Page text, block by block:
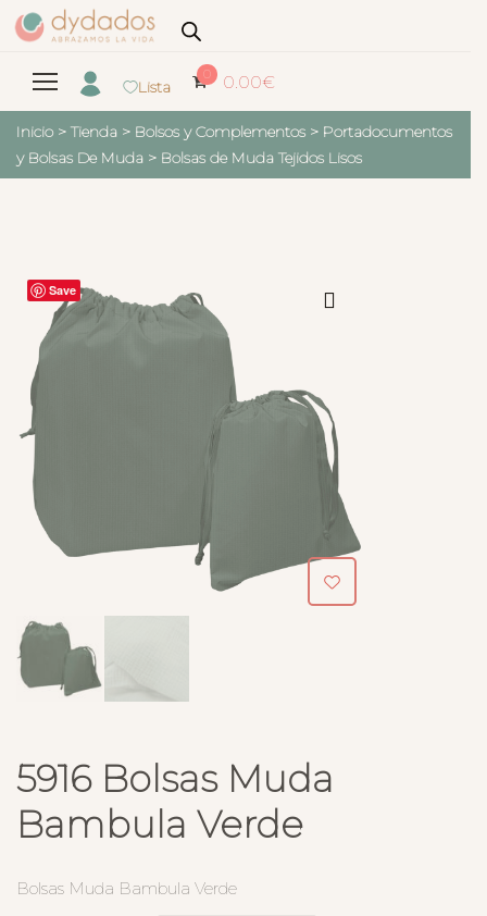
Lista
0 0.00€
Inicio > Tienda > Bolsos y Complementos > Portadocumentos
y Bolsas De Muda > Bolsas de Muda Tejidos Lisos
Save
5916 Bolsas Muda
Bambula Verde
Bolsas Muda Bambula Verde